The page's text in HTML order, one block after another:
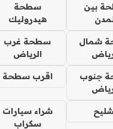
بين
سطحة
هيدروليك
شمال
سطحة غرب
الرياض
جنوب
اقرب سطحة
شراء سيارات
سكراب